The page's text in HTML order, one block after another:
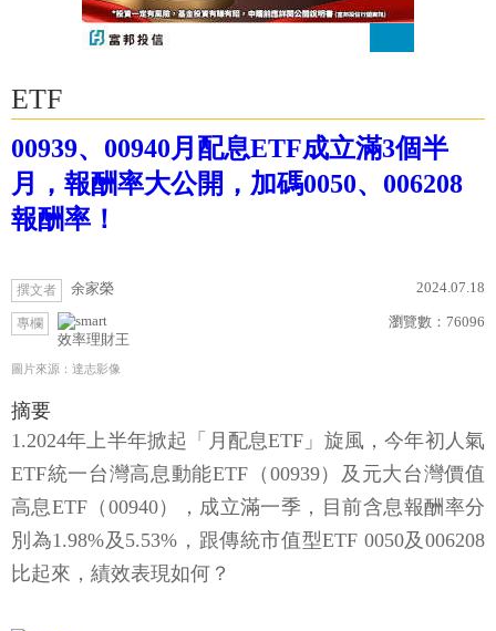
ETF
00939、00940月配息ETF成立滿3個半
月，報酬率大公開，加碼0050、006208
報酬率！
撰文者 余家榮 2024.07.18
專欄
效率理財王
瀏覽數： 76096
圖片來源：達志影像
摘要
1.2024年上半年掀起「月配息ETF」旋風，今年初人氣
ETF統一台灣高息動能ETF（00939）及元大台灣價值
高息ETF（00940），成立滿一季，目前含息報酬率分
別為1.98%及5.53%，跟傳統市值型ETF 0050及006208
比起來，績效表現如何？